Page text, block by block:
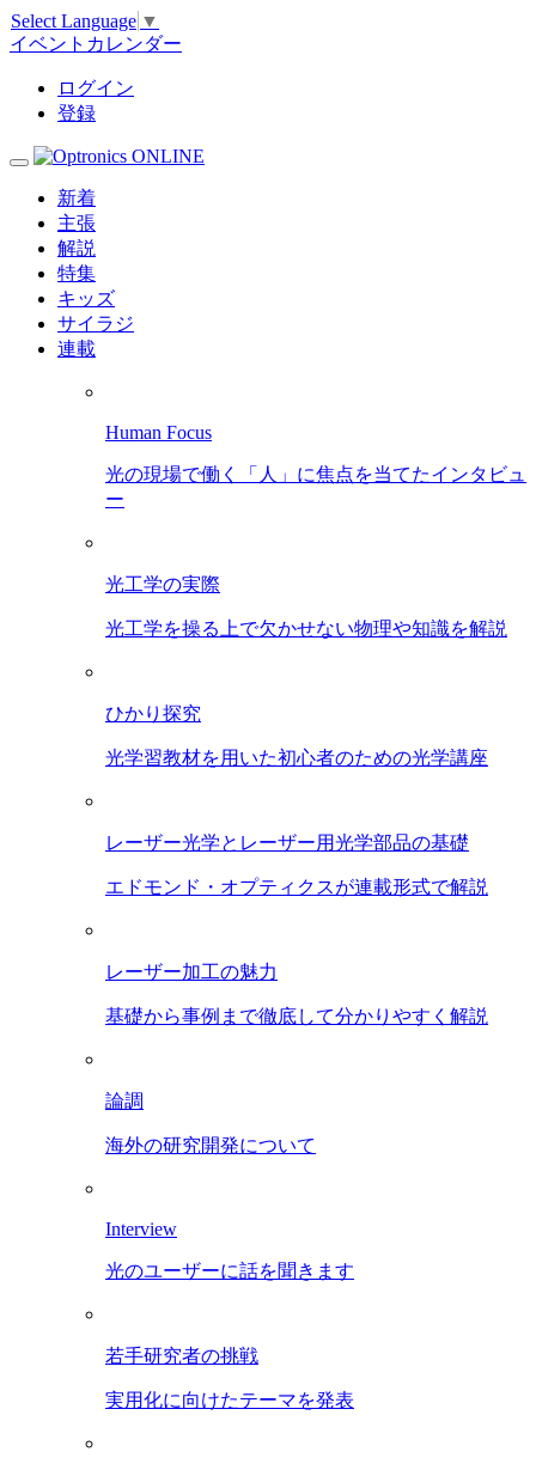
Select Language ▼
イベントカレンダー
ログイン
登録
新着
主張
解説
特集
キッズ
サイラジ
連載
Human Focus
光の現場で働く「人」に焦点を当てたインタビュ
ー
光工学の実際
光工学を操る上で欠かせない物理や知識を解説
ひかり探究
光学習教材を用いた初心者のための光学講座
レーザー光学とレーザー用光学部品の基礎
エドモンド・オプティクスが連載形式で解説
レーザー加工の魅力
基礎から事例まで徹底して分かりやすく解説
論調
海外の研究開発について
Interview
光のユーザーに話を聞きます
若手研究者の挑戦
実用化に向けたテーマを発表